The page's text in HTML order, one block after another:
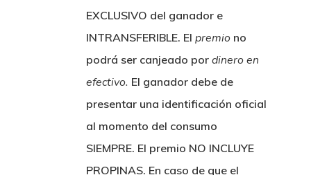
EXCLUSIVO del ganador e
INTRANSFERIBLE. El premio no
podrá ser canjeado por dinero en
efectivo. El ganador debe de
presentar una identificación oficial
al momento del consumo
SIEMPRE. El premio NO INCLUYE
PROPINAS. En caso de que el